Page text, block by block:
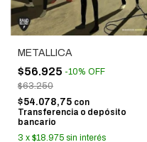
METALLICA
$56.925 -10% OFF
$63.250
$54.078,75 con
Transferencia o depósito
bancario
3 x $18.975 sin interés